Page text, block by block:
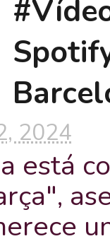
2024
está